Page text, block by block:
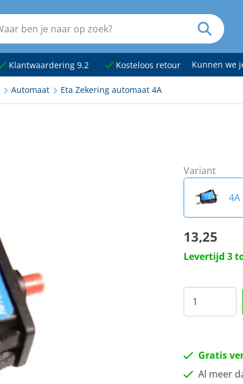
Klantwaardering 9.2 Kosteloos retour Kunnen we
Automaat Eta Zekering automaat 4A
Variant
4A
16A
13,25
Levertijd 3
Gratis
Al meer